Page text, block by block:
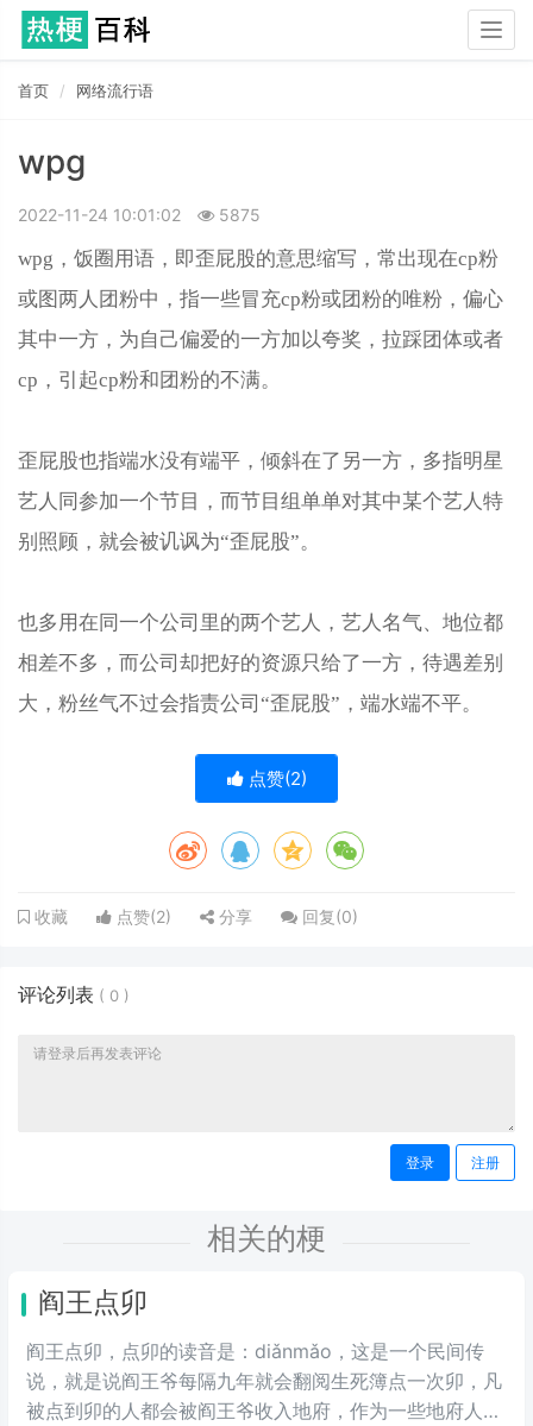
首页 网络流行语
wpg
2022-11-24 10:01:02 5875
wpg，饭圈用语，即歪屁股的意思缩写，常出现在cp粉
或图两人团粉中，指一些冒充cp粉或团粉的唯粉，偏心‌‌‌‌‌‌‌‌
其中一方，为自己偏爱的一方加以夸奖，拉踩团体或者
cp，引起cp粉和团粉的不满。
歪屁股也指端水没有端平，倾斜在了另一方，多指明星
艺人同参加一个节目，而节目组单单对其中某个艺人特
别照顾，就会被讥讽为“歪屁股”。
也多用在同一个公司里的两个艺人，艺人名气、地位都
相差不多，而公司却把好的资源只给了一方，待遇差别
大，粉丝气不过会指责公司“歪屁股”，端水端不平。
点赞(2)
收藏 点赞(2) 分享 回复(0)
评论列表 ( 0 )
登录 注册
相关的梗
阎王点卯
阎王点卯，点卯的读音是：diǎnmǎo，这是一个民间传
说，就是说阎王爷每隔九年就会翻阅生死簿点一次卯，凡
被点到卯的人都会被阎王爷收入地府，作为一些地府人